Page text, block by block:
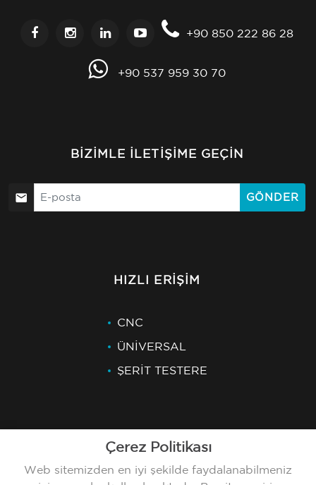
+90 850 222 86 28
+90 537 959 30 70
BIZIMLE İLETIŞIME GEÇIN
GÖNDER
HIZLI ERIŞIM
CNC
ÜNİVERSAL
ŞERİT TESTERE
SON HABERLER
24.07.2026
Çerez Politikası
Web sitemizden en iyi şekilde faydalanabilmeniz